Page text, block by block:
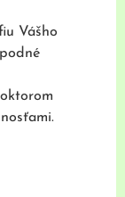
Vášho